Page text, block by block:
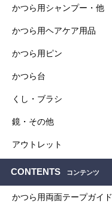
かつら用シャンプー・他
かつら用ヘアケア用品
かつら用ピン
かつら台
くし・ブラシ
鏡・その他
アウトレット
CONTENTS コンテンツ
かつら用両面テープガイド